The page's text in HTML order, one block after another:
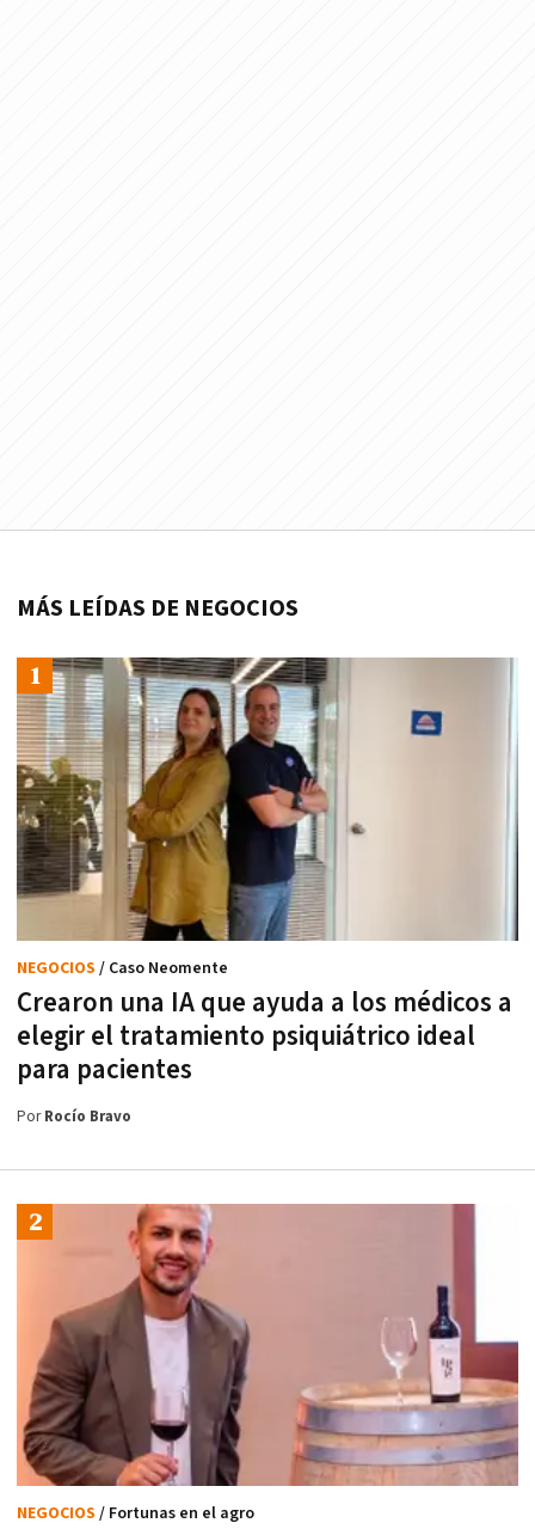
MÁS LEÍDAS DE NEGOCIOS
Crearon una IA que ayuda a los médicos a
elegir el tratamiento psiquiátrico ideal
para pacientes
NEGOCIOS / Caso Neomente
PorRocío Bravo
NEGOCIOS / Fortunas en el agro